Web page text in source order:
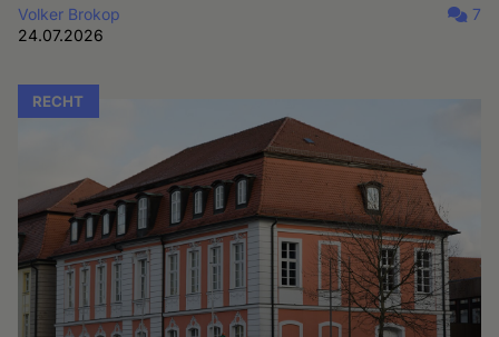
Volker Brokop
24.07.2026
7
RECHT